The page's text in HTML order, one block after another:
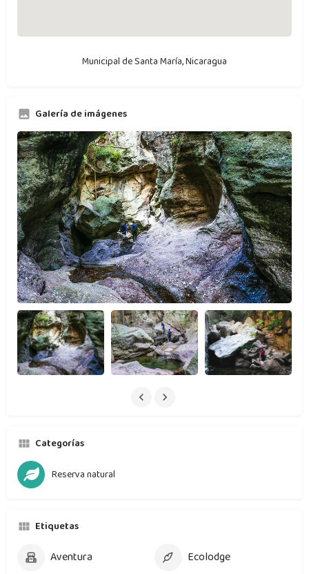
Municipal de Santa María, Nicaragua
Galería de imágenes
Categorías
Reserva natural
Etiquetas
Aventura Ecolodge